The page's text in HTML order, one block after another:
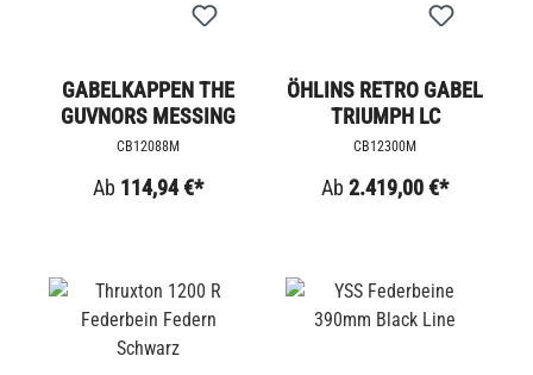
GABELKAPPEN THE
GUVNORS MESSING
CB12088M
Ab 114,94 €*
ÖHLINS RETRO GABEL
TRIUMPH LC
CB12300M
Ab 2.419,00 €*